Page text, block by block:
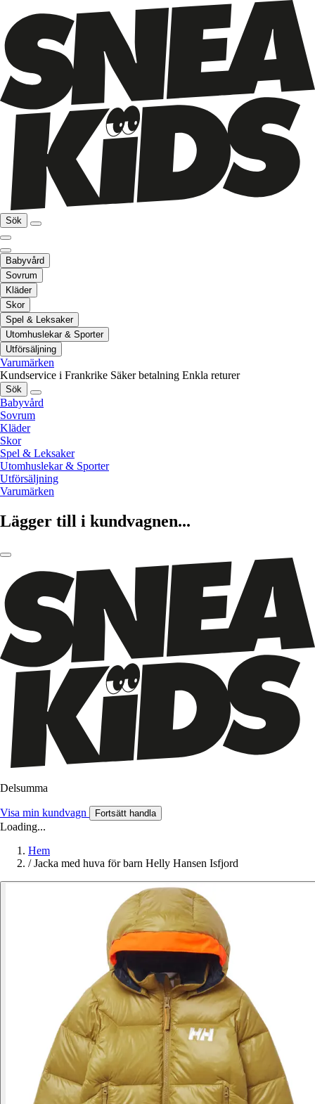
Sök
Babyvård
Sovrum
Kläder
Skor
Spel & Leksaker
Utomhuslekar & Sporter
Utförsäljning
Varumärken
Kundservice i Frankrike Säker betalning Enkla returer
Sök
Babyvård
Sovrum
Kläder
Skor
Spel & Leksaker
Utomhuslekar & Sporter
Utförsäljning
Varumärken
Lägger till i kundvagnen...
Delsumma
Visa min kundvagn Fortsätt handla
Loading...
Hem
/ Jacka med huva för barn Helly Hansen Isfjord